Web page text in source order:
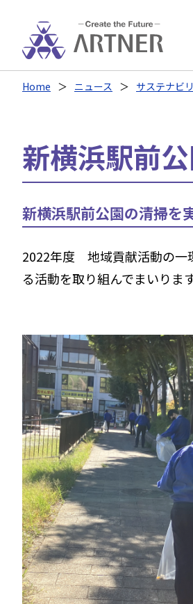
Home ニュース サステナビ
新横浜駅前
新横浜駅前公園の清掃を
2022年度 地域貢献活動の一
る活動を取り組んでまいります